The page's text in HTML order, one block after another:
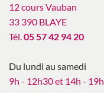
12 cours Vauban
33 390 BLAYE
Tél.05 57 42 94 20
Du lundi au samedi
9h - 12h30 et 14h - 19h